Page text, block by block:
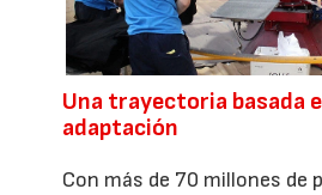
Una trayectoria basada
adaptación
Con más de 70 millones de